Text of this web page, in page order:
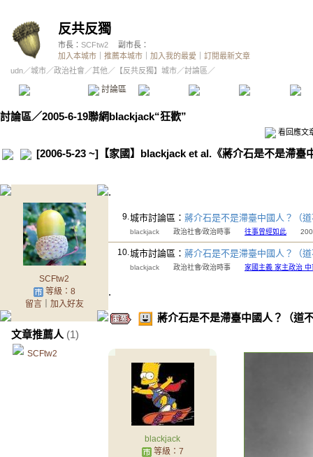
反共反獨
市長： SCFtw2
副市長：
加入本城市
推薦本城市 加入我的最愛
訂閱最新文章
udn／城市／政治社會 ／其他 ／ 【反共反獨】城市／討論區／
討論區 精華區 投票區 影像館
討論區／2005-6-19聯網blackjack“狂歡”
看回應文
[2006-5-23 ~]【家國】blackjack et al.《蔣介石是不是滯臺
SCFtw2
等級：8
留言｜ 加入好友
文章推薦人 (1)
SCFtw2
.
9.城市討論區： 蔣介石是不是滯臺中國人？（
blackjack 政治社會∕政治時事 往事曾經如此
10.城市討論區： 蔣介石是不是滯臺中國人？（
blackjack 政治社會∕政治時事 家國主義 家主政治 中
.
蔣介石是不是滯臺中國人？（道
blackjack
等級：7